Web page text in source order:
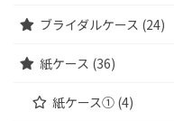
ブライダルケース (24)
紙ケース (36)
紙ケース① (4)